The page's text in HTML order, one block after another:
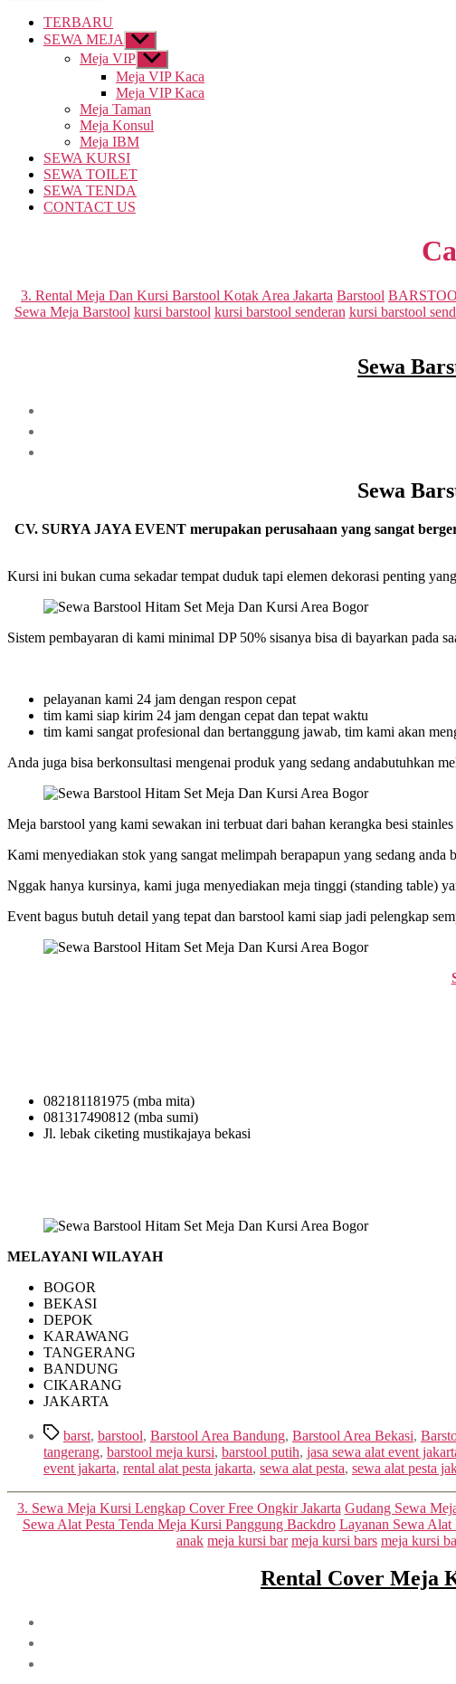
TERBARU
SEWA MEJA
Show
sub
menu
Meja VIP Show
sub
menu
Meja VIP Kaca
Meja VIP Kaca
Meja Taman
Meja Konsul
Meja IBM
SEWA KURSI
SEWA TOILET
SEWA TENDA
CONTACT US
3. Rental Meja Dan Kursi Barstool Kotak Area Jakarta Barstool
Sewa Meja Barstool kursi barstool kursi barstool senderan kursi barstool
Sewa
Sewa
CV. SURYA JAYA EVENT merupakan perusahaan yang sangat
Kursi ini bukan cuma sekadar tempat duduk tapi elemen dekorasi penting
Sistem pembayaran di kami minimal DP 50% sisanya bisa di bayarkan pada
pelayanan kami 24 jam dengan respon cepat
tim kami siap kirim 24 jam dengan cepat dan tepat waktu
tim kami sangat profesional dan bertanggung jawab, tim kami akan
Anda juga bisa berkonsultasi mengenai produk yang sedang andabutuhkan
Meja barstool yang kami sewakan ini terbuat dari bahan kerangka besi
Kami menyediakan stok yang sangat melimpah berapapun yang sedang
Nggak hanya kursinya, kami juga menyediakan meja tinggi (standing table)
Event bagus butuh detail yang tepat dan barstool kami siap jadi pelengkap
082181181975 (mba mita)
081317490812 (mba sumi)
Jl. lebak ciketing mustikajaya bekasi
MELAYANI WILAYAH
BOGOR
BEKASI
DEPOK
KARAWANG
TANGERANG
BANDUNG
CIKARANG
JAKARTA
Tagsbarst, barstool, Barstool Area Bandung, Barstool Area Bekasi,
tangerang, barstool meja kursi, barstool putih, jasa sewa alat event
event jakarta, rental alat pesta jakarta, sewa alat pesta, sewa alat pesta
3. Sewa Meja Kursi Lengkap Cover Free Ongkir Jakarta Gudang Sewa
Sewa Alat Pesta Tenda Meja Kursi Panggung Backdro Layanan Sewa Alat
anak meja kursi bar meja kursi bars meja kursi
Rental Cover Meja